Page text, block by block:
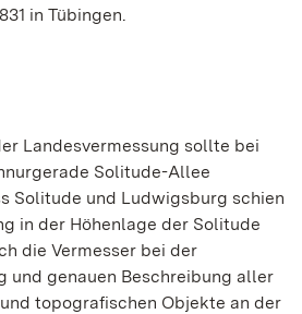
in Tübingen.
Landesvermessung sollte bei
Solitude-Allee
Solitude und Ludwigsburg schien
in der Höhenlage der Solitude
die Vermesser bei der
und genauen Beschreibung aller
topografischen Objekte an der